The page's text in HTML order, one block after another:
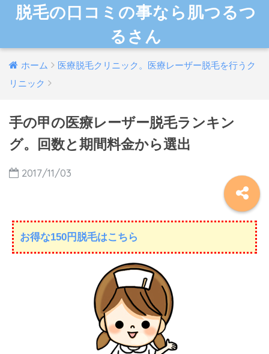
脱毛の口コミの事なら肌つるつ
るさん
ホーム
医療脱毛クリニック。医療レーザー脱毛を行うク
リニック
手の甲の医療レーザー脱毛ランキン
グ。回数と期間料金から選出
2017/11/03
お得な150円脱毛はこちら